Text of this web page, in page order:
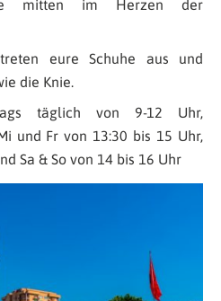
mitten im Herzen der
eure Schuhe aus und
die Knie.
täglich von 9-12 Uhr,
und Fr von 13:30 bis 15 Uhr,
Sa & So von 14 bis 16 Uhr